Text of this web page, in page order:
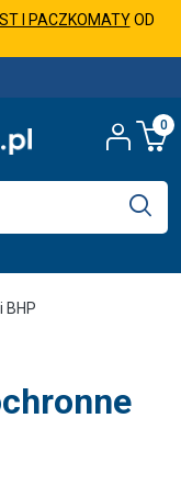
I PACZKOMATYOD
0
BHP